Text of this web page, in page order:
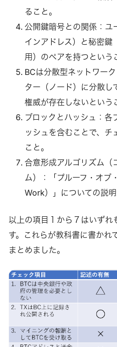
ること。
公開鍵暗号との関係：ユ
インアドレス）と秘密鍵
用）のペアを持つという
BCは分散型ネットワー
ター（ノード）に分散し
権威が存在しないという
ブロックとハッシュ：各
ッシュを含むことで、チ
こと。
合意形成アルゴリズム（
ム）：「プルーフ・オ
Work）」についての説明
以上の項目１から７はいずれ
す。これらが教科書に書かれ
まとめました。